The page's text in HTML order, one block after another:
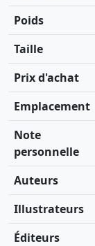
Poids
Taille
Prix d'achat
Emplacement
Note
personnelle
Auteurs
Illustrateurs
Éditeurs